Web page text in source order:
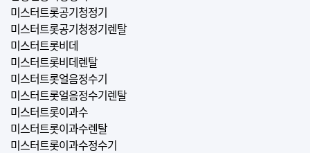
미스터트롯공기청정기
미스터트롯공기청정기렌탈
미스터트롯비데
미스터트롯비데렌탈
미스터트롯얼음정수기
미스터트롯얼음정수기렌탈
미스터트롯이과수
미스터트롯이과수렌탈
미스터트롯이과수정수기